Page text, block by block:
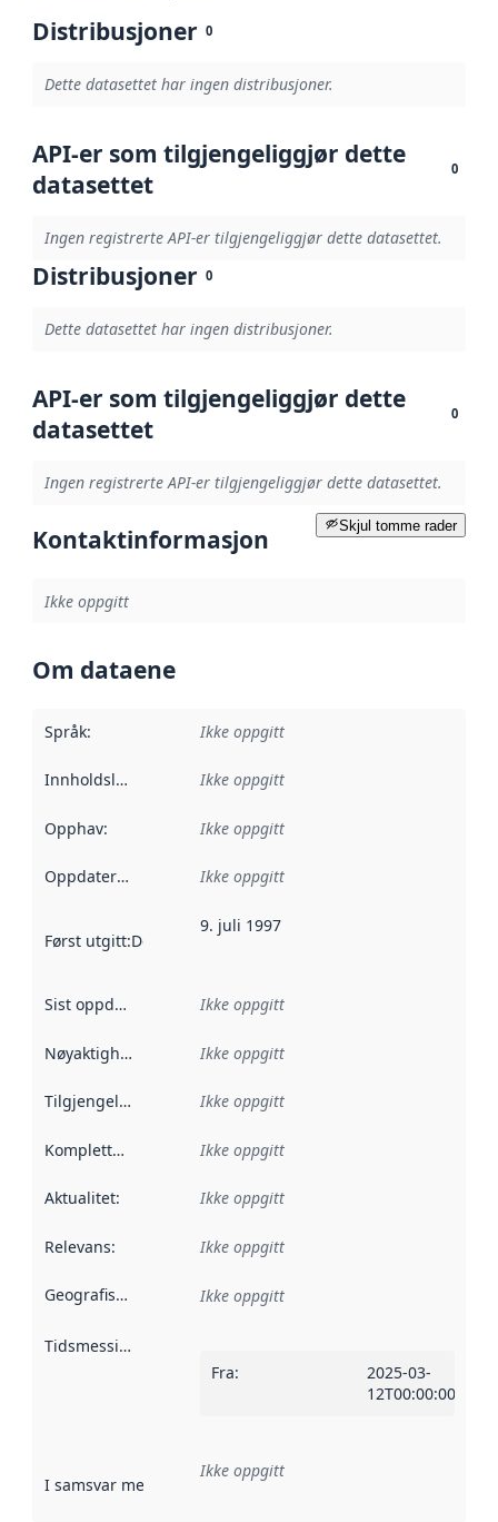
Distribusjoner 0
Dette datasettet har ingen distribusjoner.
API-er som tilgjengeliggjør dette
datasettet
0
Ingen registrerte API-er tilgjengeliggjør dette datasettet.
Distribusjoner 0
Dette datasettet har ingen distribusjoner.
API-er som tilgjengeliggjør dette
datasettet
0
Ingen registrerte API-er tilgjengeliggjør dette datasettet.
Skjul tomme rader
Kontaktinformasjon
Ikke oppgitt
Om dataene
Språk: Ikke oppgitt
Innholdsleverandører :
Ikke oppgitt
Opphav: Ikke oppgitt
Oppdateringsfrekvens :
Ikke oppgitt
Først utgitt:Denne datoen sier når dataene i dette
9. juli 1997
Sist oppdatert Ikke oppgitt
Nøyaktighet Ikke oppgitt
Tilgjengelighet Ikke oppgitt
Kompletthet Ikke oppgitt
Aktualitet: Ikke oppgitt
Relevans: Ikke oppgitt
Geografisk avgrensning :
Ikke oppgitt
Tidsmessig avgrensning
Fra:
2025-03-
12T00:00:00Z
I samsvar med Referanse til en implementasjonsregel
Ikke oppgitt